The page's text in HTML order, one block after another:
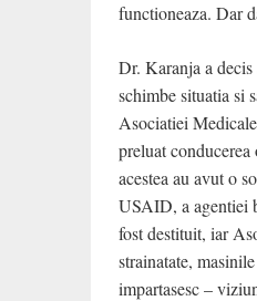
functioneaza. Dar
Dr. Karanja a
schimbe situatia si
Asociatiei
preluat
acestea au avut o
USAID, a agentiei
fost destituit, iar
strainatate,
impartasesc –